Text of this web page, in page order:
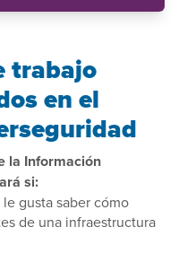
trabajo
en el
la Información
si:
gusta saber cómo
de una infraestructura